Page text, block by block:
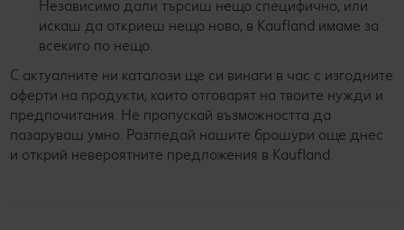
Независимо дали търсиш нещо специфично, или
искаш да откриеш нещо ново, в Kaufland имаме за
всекиго по нещо.
С актуалните ни каталози ще си винаги в час с изгодните
оферти на продукти, които отговарят на твоите нужди и
предпочитания. Не пропускай възможността да
пазаруваш умно. Разгледай нашите брошури още днес
и открий невероятните предложения в Kaufland.